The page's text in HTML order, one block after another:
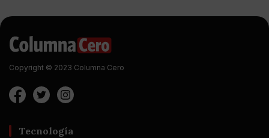
Copyright © 2023 Columna Cero
Tecnología